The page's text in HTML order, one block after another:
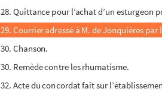
28. Quittance pour l’achat d’un esturgeon
29. Courrier adressé à M. de Jonquières
30. Chanson.
30. Remède contre les rhumatisme.
32. Acte du concordat fait sur